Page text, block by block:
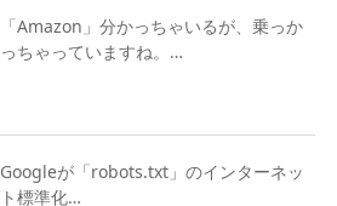
「Amazon」分かっちゃいるが、乗っか
っちゃっていますね。…
Googleが「robots.txt」のインターネッ
ト標準化…